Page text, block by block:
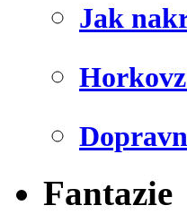
Jak
Fantazie